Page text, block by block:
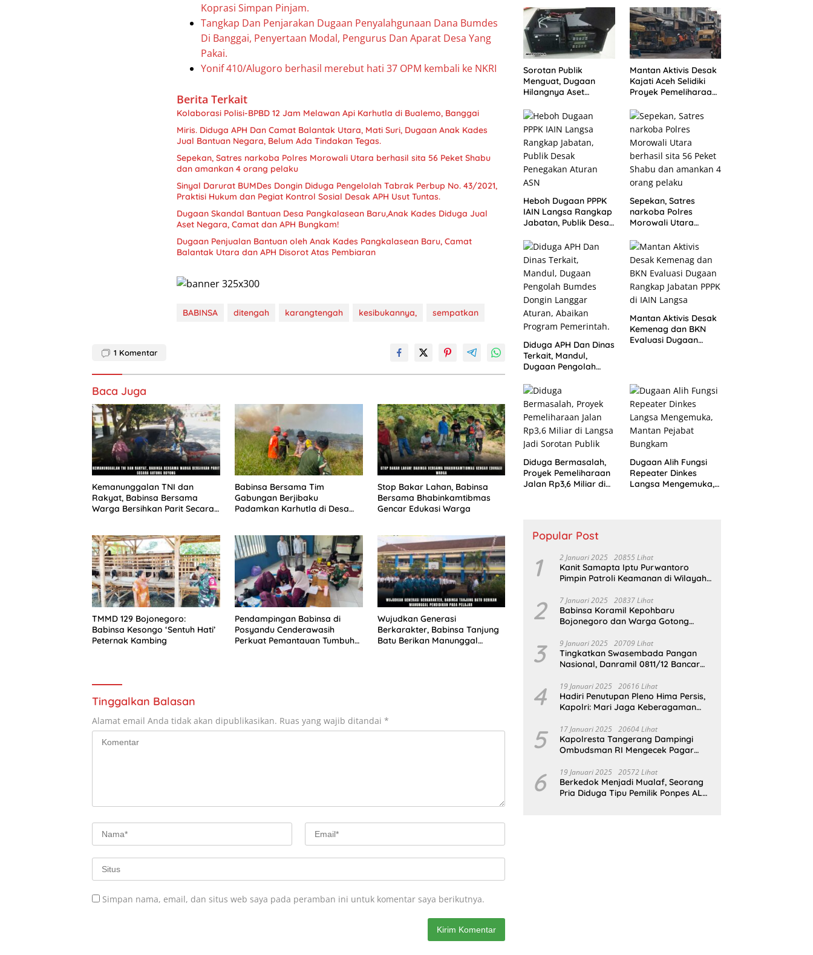
Koprasi Simpan Pinjam.
Tangkap Dan Penjarakan Dugaan Penyalahgunaan Dana Bumdes
Di Banggai, Penyertaan Modal, Pengurus Dan Aparat Desa Yang
Pakai.
Yonif 410/Alugoro berhasil merebut hati 37 OPM kembali ke NKRI
Berita Terkait
Kolaborasi Polisi-BPBD 12 Jam Melawan Api Karhutla di Bualemo, Banggai
Miris. Diduga APH Dan Camat Balantak Utara, Mati Suri, Dugaan Anak Kades
Sepekan, Satres narkoba Polres Morowali Utara berhasil sita 56 Peket Shabu
dan amankan 4 orang pelaku
Sinyal Darurat BUMDes Dongin Diduga Pengelolah Tabrak Perbup No. 43/2021,
Praktisi Hukum dan Pegiat Kontrol Sosial Desak APH Usut Tuntas.
Dugaan Skandal Bantuan Desa Pangkalasean Baru,Anak Kades Diduga Jual
Aset Negara, Camat dan APH Bungkam!
Dugaan Penjualan Bantuan oleh Anak Kades Pangkalasean Baru, Camat
BABINSA ditengah karangtengah kesibukannya, sempatkan
1 Komentar
Baca Juga
Kemanunggalan TNI dan
Rakyat, Babinsa Bersama
Warga Bersihkan Parit Secara
Babinsa Bersama Tim
Gabungan Berjibaku
Padamkan Karhutla di Desa
Stop Bakar Lahan, Babinsa
Bersama Bhabinkamtibmas
Gencar Edukasi Warga
TMMD 129 Bojonegoro:
Babinsa Kesongo ‘Sentuh Hati’
Peternak Kambing
Pendampingan Babinsa di
Posyandu Cenderawasih
Perkuat Pemantauan Tumbuh
Wujudkan Generasi
Berkarakter, Babinsa Tanjung
Batu Berikan Manunggal
Tinggalkan Balasan
Alamat email Anda tidak akan dipublikasikan. Ruas yang wajib ditandai *
Simpan nama, email, dan situs web saya pada peramban ini untuk komentar saya berikutnya.
PECAH SETELAH
SIDANG TUNTUTAN
DITUNDA
Jual Bantuan Negara,
Belum Ada Tindakan
Tegas. ​
Sorotan Publik
Menguat, Dugaan
Hilangnya Aset
Langsa Belum
Terjawab
Mantan Aktivis Desak
Kajati Aceh Selidiki
Proyek Pemeliharaan
Langsa
Heboh Dugaan PPPK
IAIN Langsa Rangkap
Jabatan, Publik Desak
ASN
Sepekan, Satres
narkoba Polres
Morowali Utara
Shabu dan amankan
4 orang pelaku
Diduga APH Dan Dinas
Terkait, Mandul,
Dugaan Pengolah
Langgar Aturan,
Abaikan Program
Pemerintah.
Mantan Aktivis Desak
Kemenag dan BKN
Evaluasi Dugaan
Diduga Bermasalah,
Proyek Pemeliharaan
Jalan Rp3,6 Miliar di
Dugaan Alih Fungsi
Repeater Dinkes
Langsa Mengemuka,
Popular Post
1 2 Januari 2025 20855 Lihat
Kanit Samapta Iptu Purwantoro
Pimpin Patroli Keamanan di Wilayah
2 7 Januari 2025 20837 Lihat
Babinsa Koramil Kepohbaru
Bojonegoro dan Warga Gotong
Gedung SDN Pejok
3 9 Januari 2025 20709 Lihat
Tingkatkan Swasembada Pangan
Nasional, Danramil 0811/12 Bancar
Petani Tanam Padi Di Desa Pugoh
4 19 Januari 2025 20616 Lihat
Hadiri Penutupan Pleno Hima Persis,
Kapolri: Mari Jaga Keberagaman
2045
5 17 Januari 2025 20604 Lihat
Kapolresta Tangerang Dampingi
Ombudsman RI Mengecek Pagar
6 19 Januari 2025 20572 Lihat
Berkedok Menjadi Mualaf, Seorang
Pria Diduga Tipu Pemilik Ponpes AL